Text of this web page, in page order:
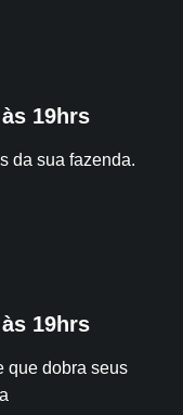
19hrs
da sua fazenda.
19hrs
que dobra seus